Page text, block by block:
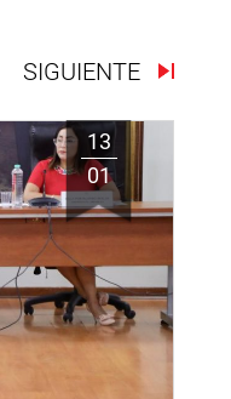
SIGUIENTE
13
01